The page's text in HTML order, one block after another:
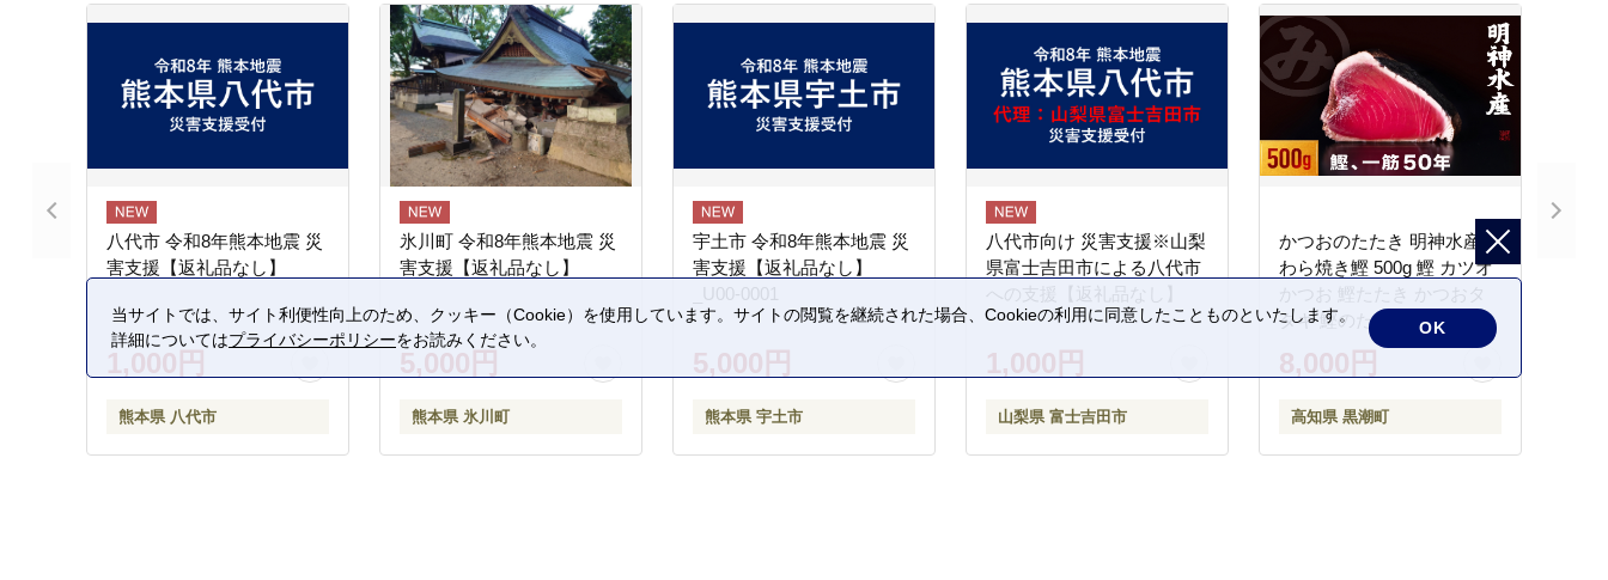
八代市 令和8年熊本地震 災
害支援【返礼品なし】
1,000円
熊本県 八代市
氷川町 令和8年熊本地震 災
害支援【返礼品なし】
5,000円
熊本県 氷川町
宇土市 令和8年熊本地震 災
害支援【返礼品なし】
_U00-0001
5,000円
熊本県 宇土市
八代市向け 災害支援※山梨
県富士吉田市による八代市
への支援【返礼品なし】
1,000円
山梨県 富士吉田市
かつおのたたき 明神水産
わら焼き鰹 500g 鰹 カツオ
かつお 鰹たたき かつおタ
タキ 鰹のたたき かつおの
タタキ 藁焼き わら焼き 魚
さかな 海鮮 刺身 お刺身 冷
ご当地 本場 高知 黒潮町 ギ
フト 贈答品 人気 返礼品 ふ
8,000円
高知県 黒潮町
当サイトでは、サイト利便性向上のため、クッキー（Cookie）を使用しています。サイトの閲覧を継続された場合、Cookieの利用に同意したことものといたします。
詳細についてはプライバシーポリシーをお読みください。
OK